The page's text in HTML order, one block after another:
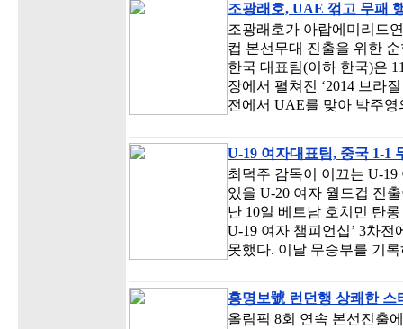
조광래호, UAE 꺾고 무패
조광래호가 아랍에미리드
컵 본선무대 진출을 위한
한국 대표팀(이하 한국)은
장에서 펼쳐진 ‘2014 브라
전에서 UAE를 맞아 박주
U-19 여자대표팀, 중국 1-1
최덕주 감독이 이끄는 U-
있을 U-20 여자 월드컵 진
난 10일 베트남 호치민 탄
U-19 여자 챔피언십’ 3차
못했다. 이날 무승부를 기
홍명보號 런던행 상쾌한 스
올림픽 8회 연속 본선진출